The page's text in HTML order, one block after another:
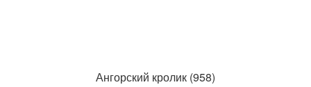
Ангорский кролик (958)